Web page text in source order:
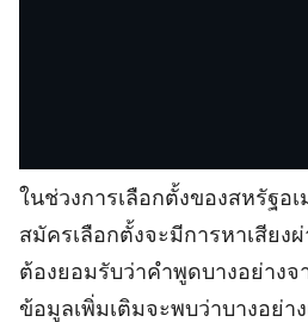
ในช่วงการเลือกตั้งของสหรัฐอ
สมัครเลือกตั้งจะมีการหาเสียง
ต้องยอมรับว่าคำพูดบางอย่างจ
ข้อมูลเพิ่มเติมจะพบว่าบางอย่า